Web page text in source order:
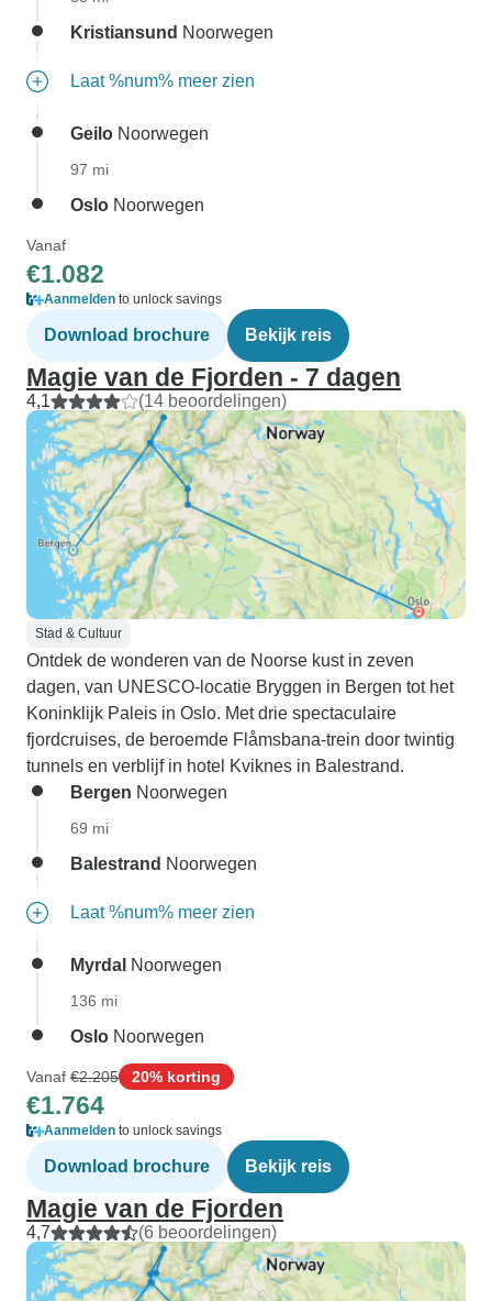
Kristiansund Noorwegen
Laat %num% meer zien
Geilo Noorwegen
97 mi
Oslo Noorwegen
Vanaf
€1.082
Aanmelden to unlock savings
Download brochure Bekijk reis
Magie van de Fjorden - 7 dagen
4,1 (14 beoordelingen)
Stad & Cultuur
Ontdek de wonderen van de Noorse kust in zeven
dagen, van UNESCO-locatie Bryggen in Bergen tot het
Koninklijk Paleis in Oslo. Met drie spectaculaire
fjordcruises, de beroemde Flåmsbana-trein door twintig
tunnels en verblijf in hotel Kviknes in Balestrand.
Bergen Noorwegen
69 mi
Balestrand Noorwegen
Laat %num% meer zien
Myrdal Noorwegen
136 mi
Oslo Noorwegen
Vanaf €2.205 20% korting
€1.764
Aanmelden to unlock savings
Download brochure Bekijk reis
Magie van de Fjorden
4,7 (6 beoordelingen)